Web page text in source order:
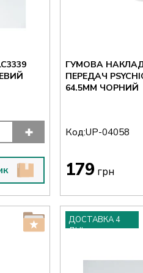
ГУМОВА
ПЕРЕДАЧ
64.5ММ ЧОРНИЙ
Код:UP-04058
179грн
ДОСТАВКА 4
ДНІ